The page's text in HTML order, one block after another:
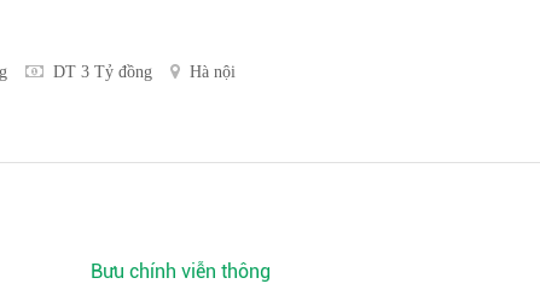
DT 3 Tỷ đồng
Hà nội
Bưu chính viễn thông